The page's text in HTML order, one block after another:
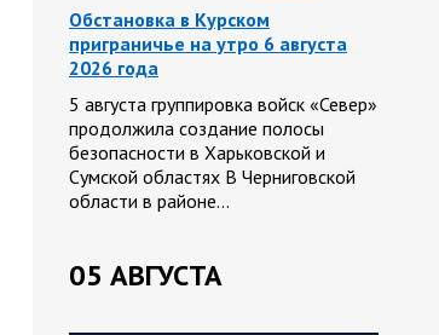
Обстановка в Курском
приграничье на утро 6 августа
2026 года
5 августа группировка войск «Север»
продолжила создание полосы
безопасности в Харьковской и
Сумской областях В Черниговской
области в районе…
05 АВГУСТА